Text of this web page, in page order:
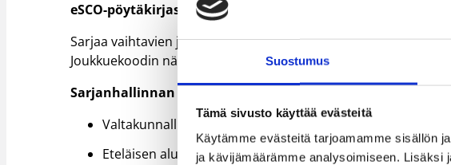
Suostumus
Tämä sivusto käyttää evästeitä
Käytämme evästeitä tarjoamamme sisällön
ja kävijämäärämme analysoimiseen. Lisäksi
eSCO-pöytäkirjasovellus
Sarjaa vaihtavien joukkueiden eSCO-joukkuekoodit säilyvät
Joukkuekoodin näkee kirjautuneena eLSAssa Joukkuetiedot-
Sarjanhallinnan yhteystiedot
Valtakunnalliset sarjat; Ulla Karlsson
Eteläisen alueen sarjat; Tiina Karvonen